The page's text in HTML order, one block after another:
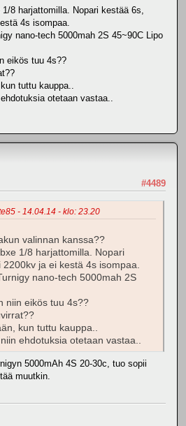
8 harjattomilla. Nopari kestää 6s,
4s isompaa.
nano-tech 5000mah 2S 45~90C Lipo
eikös tuu 4s??
tuttu kauppa..
otetaan vastaa..
#4489
- 14.04.14 - klo: 23.20
valinnan kanssa??
1/8 harjattomilla. Nopari
ja ei kestä 4s isompaa.
nano-tech 5000mah 2S
niin eikös tuu 4s??
kun tuttu kauppa..
ehdotuksia otetaan vastaa..
5000mAh 4S 20-30c, tuo sopii
muutkin.